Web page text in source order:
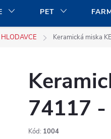
PET
HLODAVCE Keramická miska
74117
Kód: 1004